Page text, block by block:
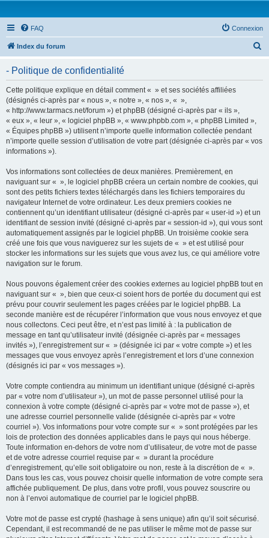
FAQ Connexion
Index du forum
- Politique de confidentialité
Cette politique explique en détail comment « » et ses sociétés affiliées
(désignés ci-après par « nous », « notre », « nos », « »,
« http://www.tarmacs.net/forum ») et phpBB (désigné ci-après par « ils »,
« eux », « leur », « logiciel phpBB », « www.phpbb.com », « phpBB Limited »,
« Équipes phpBB ») utilisent n’importe quelle information collectée pendant
n’importe quelle session d’utilisation de votre part (désignée ci-après par « vos
informations »).
Vos informations sont collectées de deux manières. Premièrement, en
naviguant sur « », le logiciel phpBB créera un certain nombre de cookies, qui
sont des petits fichiers textes téléchargés dans les fichiers temporaires du
navigateur Internet de votre ordinateur. Les deux premiers cookies ne
contiennent qu’un identifiant utilisateur (désigné ci-après par « user-id ») et un
identifiant de session invité (désigné ci-après par « session-id »), qui vous sont
automatiquement assignés par le logiciel phpBB. Un troisième cookie sera
créé une fois que vous naviguerez sur les sujets de « » et est utilisé pour
stocker les informations sur les sujets que vous avez lus, ce qui améliore votre
navigation sur le forum.
Nous pouvons également créer des cookies externes au logiciel phpBB tout en
naviguant sur « », bien que ceux-ci soient hors de portée du document qui est
prévu pour couvrir seulement les pages créées par le logiciel phpBB. La
seconde manière est de récupérer l’information que vous nous envoyez et que
nous collectons. Ceci peut être, et n’est pas limité à : la publication de
message en tant qu’utilisateur invité (désignée ci-après par « messages
invités »), l’enregistrement sur « » (désignée ici par « votre compte ») et les
messages que vous envoyez après l’enregistrement et lors d’une connexion
(désignés ici par « vos messages »).
Votre compte contiendra au minimum un identifiant unique (désigné ci-après
par « votre nom d’utilisateur »), un mot de passe personnel utilisé pour la
connexion à votre compte (désigné ci-après par « votre mot de passe »), et
une adresse courriel personnelle valide (désignée ci-après par « votre
courriel »). Vos informations pour votre compte sur « » sont protégées par les
lois de protection des données applicables dans le pays qui nous héberge.
Toute information en-dehors de votre nom d’utilisateur, de votre mot de passe
et de votre adresse courriel requise par « » durant la procédure
d’enregistrement, qu’elle soit obligatoire ou non, reste à la discrétion de « ».
Dans tous les cas, vous pouvez choisir quelle information de votre compte sera
affichée publiquement. De plus, dans votre profil, vous pouvez souscrire ou
non à l’envoi automatique de courriel par le logiciel phpBB.
Votre mot de passe est crypté (hashage à sens unique) afin qu’il soit sécurisé.
Cependant, il est recommandé de ne pas utiliser le même mot de passe sur